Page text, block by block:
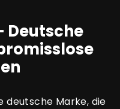
Deutsche
deutsche Marke, die